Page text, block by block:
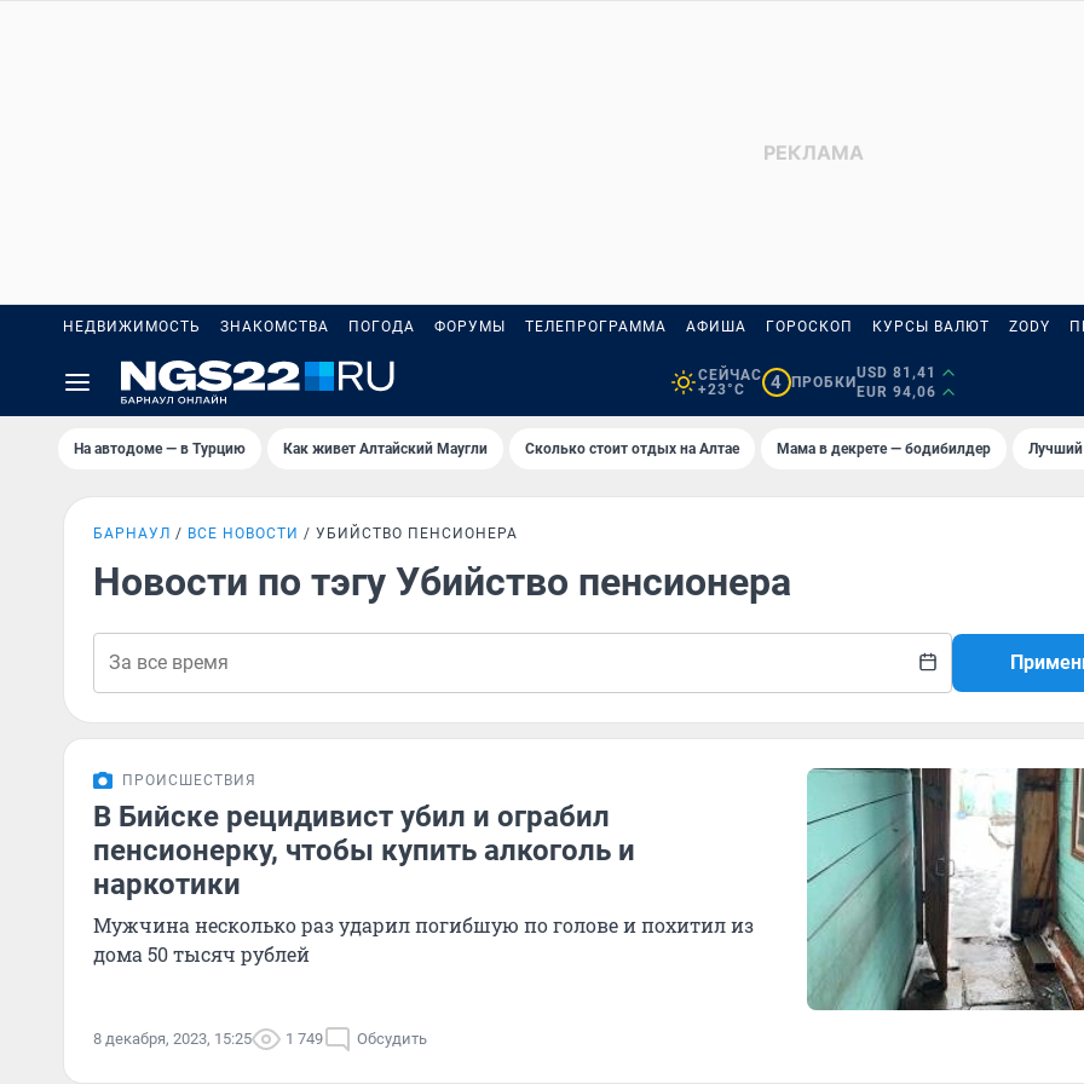
НЕДВИЖИМОСТЬ ЗНАКОМСТВА ПОГОДА ФОРУМЫ ТЕЛЕПРОГРАММА АФИША ГОРОСКОП КУРСЫ ВАЛЮТ ZODY
СЕЙЧАС
+23°C
4 ПРОБКИ
USD 81,41
EUR 94,06
На автодоме — в Турцию Как живет Алтайский Маугли Сколько стоит отдых на Алтае Мама в декрете — бодибилдер
БАРНАУЛ ВСЕ НОВОСТИ УБИЙСТВО ПЕНСИОНЕРА
Новости по тэгу Убийство пенсионера
ПРОИСШЕСТВИЯ
В Бийске рецидивист убил и ограбил
пенсионерку, чтобы купить алкоголь и
наркотики
Мужчина несколько раз ударил погибшую по голове и похитил из
дома 50 тысяч рублей
8 декабря, 2023, 15:25 1 749 Обсудить